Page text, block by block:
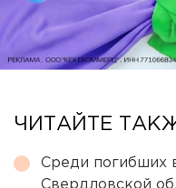
ЧИТАЙТЕ
Среди погибших
Свердловской